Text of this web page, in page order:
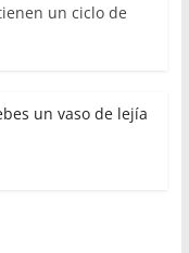
un ciclo de
un vaso de lejía